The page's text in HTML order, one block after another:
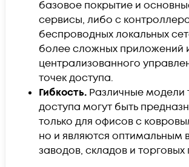
базовое покрытие и
сервисы, либо с
беспроводных локальных
более сложных приложений
централизованного
точек доступа.
Гибкость. Различные модели
доступа могут быть
только для офисов с
но и являются оптимальным
заводов, складов и